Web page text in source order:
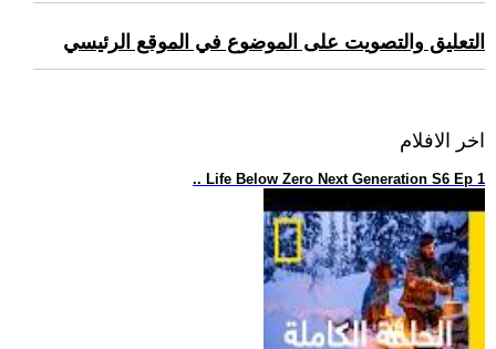
التعليق والتصويت على الموضوع في الموقع الرئيسي
اخر الافلام
.. Life Below Zero Next Generation S6 Ep 1